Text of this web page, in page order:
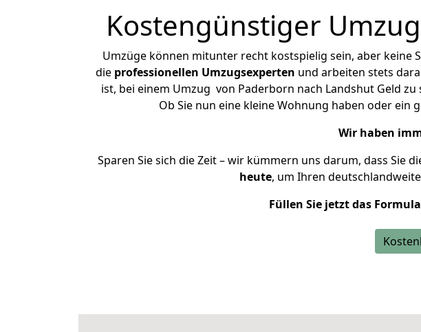
Kostengünstiger
Umzüge können mitunter recht kostspielig sein, aber keine
die professionellen Umzugsexperten und arbeiten stets
ist, bei einem Umzug von Paderborn nach Landshut Geld
Ob Sie nun eine kleine Wohnung haben oder ein
Wir haben
Sparen Sie sich die Zeit – wir kümmern uns darum, dass Sie
heute, um Ihren
Füllen Sie jetzt das